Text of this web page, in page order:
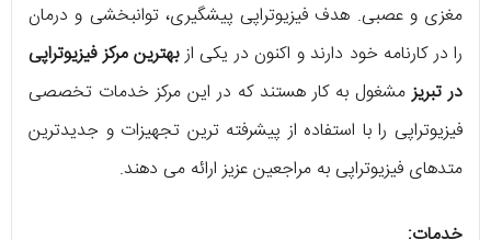
مغزی و عصبی. هدف فیزیوتراپی پیشگیری، توانبخشی و درمان
را در کارنامه خود دارند و اکنون در یکی ازبهترین مرکز فیزیوتراپی
در تبریزمشغول به کار هستند که در این مرکز خدمات تخصصی
فیزیوتراپی را با استفاده از پیشرفته ترین تجهیزات و جدیدترین
متدهای فیزیوتراپی به مراجعین عزیز ارائه می دهند.